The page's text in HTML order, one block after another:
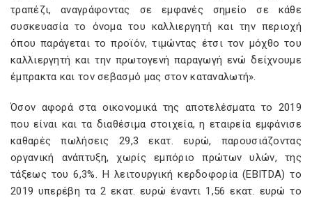
τραπέζι, αναγράφοντας σε εμφανές σημείο σε κάθε
συσκευασία το όνομα του καλλιεργητή και την περιοχή
όπου παράγεται το προϊόν, τιμώντας έτσι τον μόχθο του
καλλιεργητή και την πρωτογενή παραγωγή ενώ δείχνουμε
έμπρακτα και τον σεβασμό μας στον καταναλωτή».
Όσον αφορά στα οικονομικά της αποτελέσματα το 2019
που είναι και τα διαθέσιμα στοιχεία, η εταιρεία εμφάνισε
καθαρές πωλήσεις 29,3 εκατ. ευρώ, παρουσιάζοντας
οργανική ανάπτυξη, χωρίς εμπόριο πρώτων υλών, της
τάξεως του 6,3%. Η λειτουργική κερδοφορία (EBITDA) το
2019 υπερέβη τα 2 εκατ. ευρώ έναντι 1,56 εκατ. ευρώ το